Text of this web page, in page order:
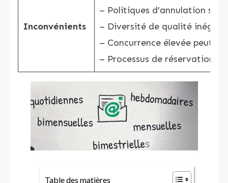
Inconvénients
– Politiques d’annulation
– Diversité de qualité inégale
– Concurrence élevée peut
– Processus de réservation
Table des matières